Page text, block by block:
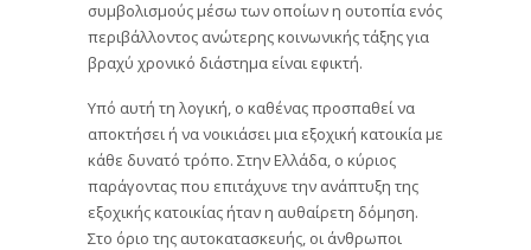
συμβολισμούς μέσω των οποίων η ουτοπία ενός
περιβάλλοντος ανώτερης κοινωνικής τάξης για
βραχύ χρονικό διάστημα είναι εφικτή.
Υπό αυτή τη λογική, ο καθένας προσπαθεί να
αποκτήσει ή να νοικιάσει μια εξοχική κατοικία με
κάθε δυνατό τρόπο. Στην Ελλάδα, ο κύριος
παράγοντας που επιτάχυνε την ανάπτυξη της
εξοχικής κατοικίας ήταν η αυθαίρετη δόμηση.
Στο όριο της αυτοκατασκευής, οι άνθρωποι